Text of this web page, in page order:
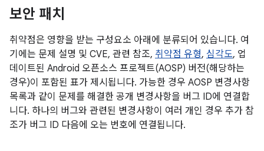
보안 패치
취약점은 영향을 받는 구성요소 아래에 분류되어 있습니다. 여
기에는 문제 설명 및 CVE, 관련 참조, 취약점 유형, 심각도, 업
데이트된 Android 오픈소스 프로젝트(AOSP) 버전(해당하는
경우)이 포함된 표가 제시됩니다. 가능한 경우 AOSP 변경사항
목록과 같이 문제를 해결한 공개 변경사항을 버그 ID에 연결합
니다. 하나의 버그와 관련된 변경사항이 여러 개인 경우 추가 참
조가 버그 ID 다음에 오는 번호에 연결됩니다.